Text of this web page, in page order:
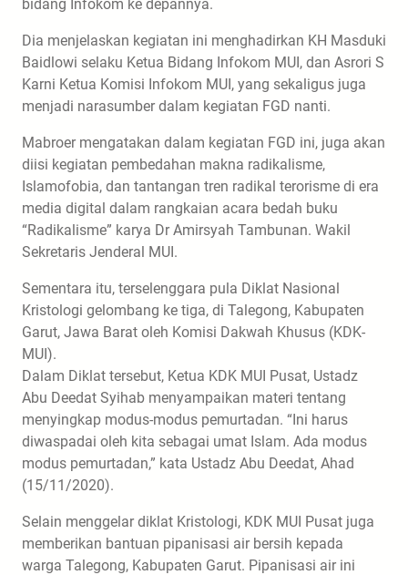
bidang Infokom ke depannya.
Dia menjelaskan kegiatan ini menghadirkan KH Masduki
Baidlowi selaku Ketua Bidang Infokom MUI, dan Asrori S
Karni Ketua Komisi Infokom MUI, yang sekaligus juga
menjadi narasumber dalam kegiatan FGD nanti.
Mabroer mengatakan dalam kegiatan FGD ini, juga akan
diisi kegiatan pembedahan makna radikalisme,
Islamofobia, dan tantangan tren radikal terorisme di era
media digital dalam rangkaian acara bedah buku
“Radikalisme” karya Dr Amirsyah Tambunan. Wakil
Sekretaris Jenderal MUI.
Sementara itu, terselenggara pula Diklat Nasional
Kristologi gelombang ke tiga, di Talegong, Kabupaten
Garut, Jawa Barat oleh Komisi Dakwah Khusus (KDK-
MUI).
Dalam Diklat tersebut, Ketua KDK MUI Pusat, Ustadz
Abu Deedat Syihab menyampaikan materi tentang
menyingkap modus-modus pemurtadan. “Ini harus
diwaspadai oleh kita sebagai umat Islam. Ada modus
modus pemurtadan,” kata Ustadz Abu Deedat, Ahad
(15/11/2020).
Selain menggelar diklat Kristologi, KDK MUI Pusat juga
memberikan bantuan pipanisasi air bersih kepada
warga Talegong, Kabupaten Garut. Pipanisasi air ini